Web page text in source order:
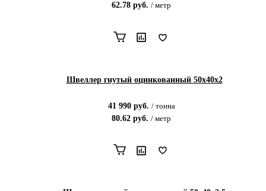
62.78 руб. / метр
Швеллер гнутый оцинкованный 50х40х2
41 990руб. / тонна
80.62 руб. / метр